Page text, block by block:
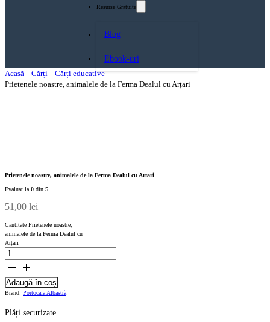
Resurse Gratuite
Blog
Ebook-uri
Acasă
Cărți
Cărți educative
Prietenele noastre, animalele de la Ferma Dealul cu Arțari
Prietenele noastre, animalele de la Ferma Dealul cu Arțari
Evaluat la 0 din 5
51,00 lei
Cantitate Prietenele noastre,
animalele de la Ferma Dealul cu
Arțari
Adaugă în coș
Brand: Portocala Albastră
Plăți securizate